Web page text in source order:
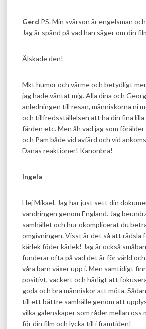
Gerd PS. Min svärson är engelsman
Jag är spänd på vad han säger om din
Älskade den!
Mkt humor och värme och betydligt
jag hade väntat mig. Alla dina och
anledningen till resan, människorna ni
och tillfredsställelsen att ha din fina
färden etc. Men åh vad jag som
och Pam både vid avfärd och vid
Danas reaktioner! Kanonbra!
Ingela
Hej Mikael. Jag har just sett din
vandringen genom England. Jag
samhället och hur okomplicerat du
omgivningen. Visst är det så att rädsla
kärlek föder kärlek! Jag är också
funderar ofta på vad det är för värld och
våra barn växer upp i. Men samtidigt
positivt, vackert och härligt att
goda och bra människor att möta.
till ett bättre samhälle genom att
vilka galenskaper som råder mellan oss
för din film och lycka till i framtiden!